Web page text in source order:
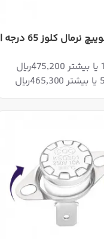
ترموسوییچ نرمال کلوز 65 درجه |